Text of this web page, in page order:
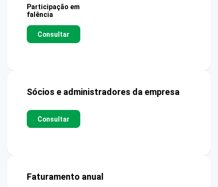
Participação em
falência
Consultar
Sócios e administradores da empresa
Consultar
Faturamento anual